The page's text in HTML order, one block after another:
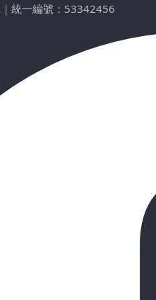
｜ 統一編號：53342456